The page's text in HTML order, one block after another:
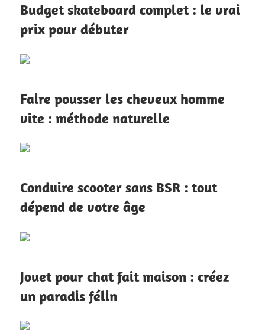
Budget skateboard complet : le vrai
prix pour débuter
Faire pousser les cheveux homme
vite : méthode naturelle
Conduire scooter sans BSR : tout
dépend de votre âge
Jouet pour chat fait maison : créez
un paradis félin